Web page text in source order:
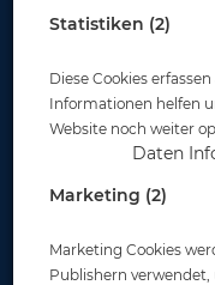
Informationen
Statistiken (2)
Diese Cookies
Informationen helfen
Website noch weiter
Daten
Marketing (2)
Marketing Cookies
Publishern